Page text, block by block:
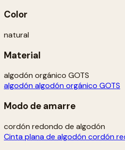
Color
natural
Material
algodón orgánico GOTS
algodón algodón orgánico GOTS
Modo de amarre
cordón redondo de algodón
Cinta plana de algodón cordón